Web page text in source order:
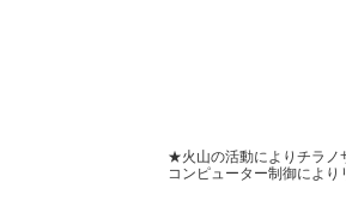
★火山の活動によりチラノ
コンピューター制御によ